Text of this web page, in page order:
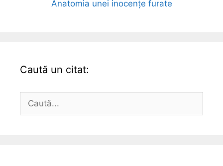
Anatomia unei inocențe furate
Caută un citat:
Caută